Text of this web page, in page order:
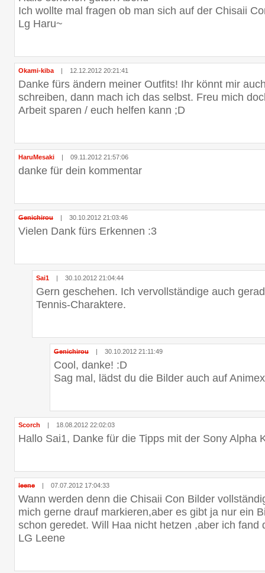
Ich wollte mal fragen ob man sich auf der Chisaii
Lg Haru~
Okami-kiba | 12.12.2012 20:21:41
Danke fürs ändern meiner Outfits! Ihr könnt mir
schreiben, dann mach ich das selbst. Freu mich
Arbeit sparen / euch helfen kann ;D
HaruMesaki | 09.11.2012 21:57:06
danke für dein kommentar
Genichirou | 30.10.2012 21:03:46
Vielen Dank fürs Erkennen :3
Sai1 | 30.10.2012 21:04:44
Gern geschehen. Ich vervollständige auch
Tennis-Charaktere.
Genichirou | 30.10.2012 21:11:49
Cool, danke! :D
Sag mal, lädst du die Bilder auch auf
Scorch | 18.08.2012 22:02:03
Hallo Sai1, Danke für die Tipps mit der Sony Alpha
leene | 07.07.2012 17:04:33
Wann werden denn die Chisaii Con Bilder
mich gerne drauf markieren,aber es gibt ja nur ein
schon geredet. Will Haa nicht hetzen ,aber ich fand
LG Leene